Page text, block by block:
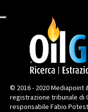
© 2016 - 2020 Mediapoint
registrazione tribunale di
responsabile Fabio